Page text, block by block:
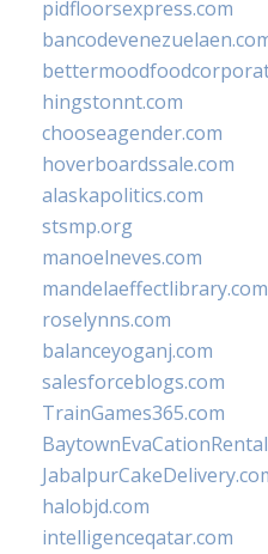
pidfloorsexpress.com
hingstonnt.com
chooseagender.com
hoverboardssale.com
alaskapolitics.com
stsmp.org
manoelneves.com
mandelaeffectlibrary.com
roselynns.com
balanceyoganj.com
salesforceblogs.com
TrainGames365.com
halobjd.com
intelligenceqatar.com